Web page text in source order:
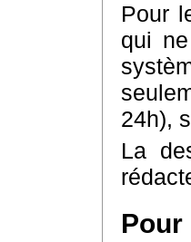
Pour
qui
24h),
La